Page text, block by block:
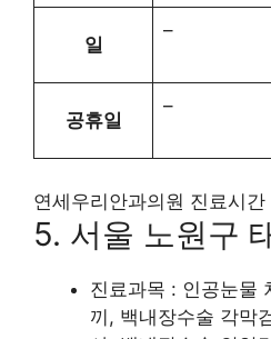
일
–
공휴일
–
연세우리안과의원 진료시간
5. 서울 노원구
진료과목 : 인공눈물
끼, 백내장수술 각막